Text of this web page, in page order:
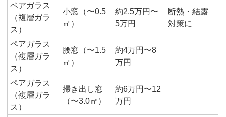
ペアガラス
（複層ガラ
ス）
小窓（〜0.5
㎡）
約2.5万円〜
5万円
断熱・結露
対策に
ペアガラス
（複層ガラ
ス）
腰窓（〜1.5
㎡）
約4万円〜8
万円
ペアガラス
（複層ガラ
ス）
掃き出し窓
（〜3.0㎡）
約6万円〜12
万円